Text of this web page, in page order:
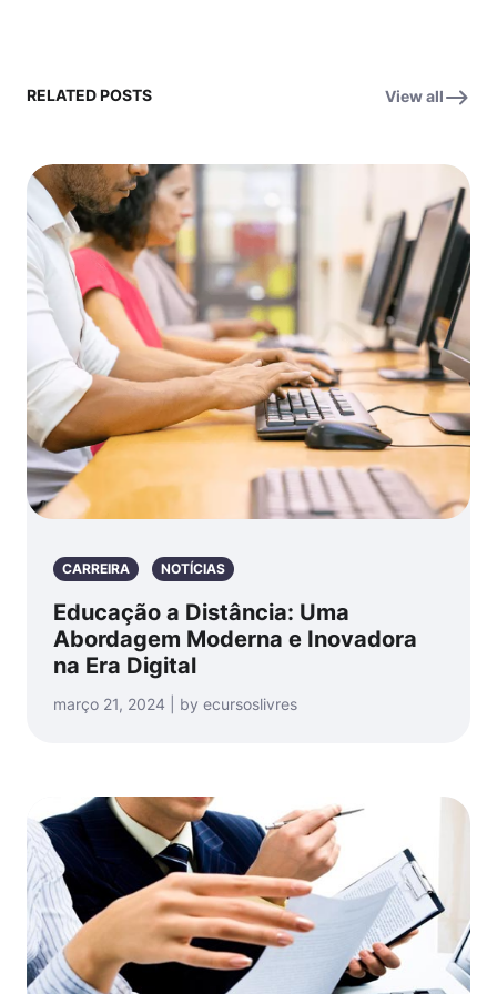
RELATED POSTS View all
CARREIRA NOTÍCIAS
Educação a Distância: Uma
Abordagem Moderna e Inovadora
na Era Digital
março 21, 2024 | by ecursoslivres